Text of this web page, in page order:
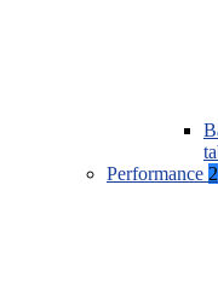
Performance 2